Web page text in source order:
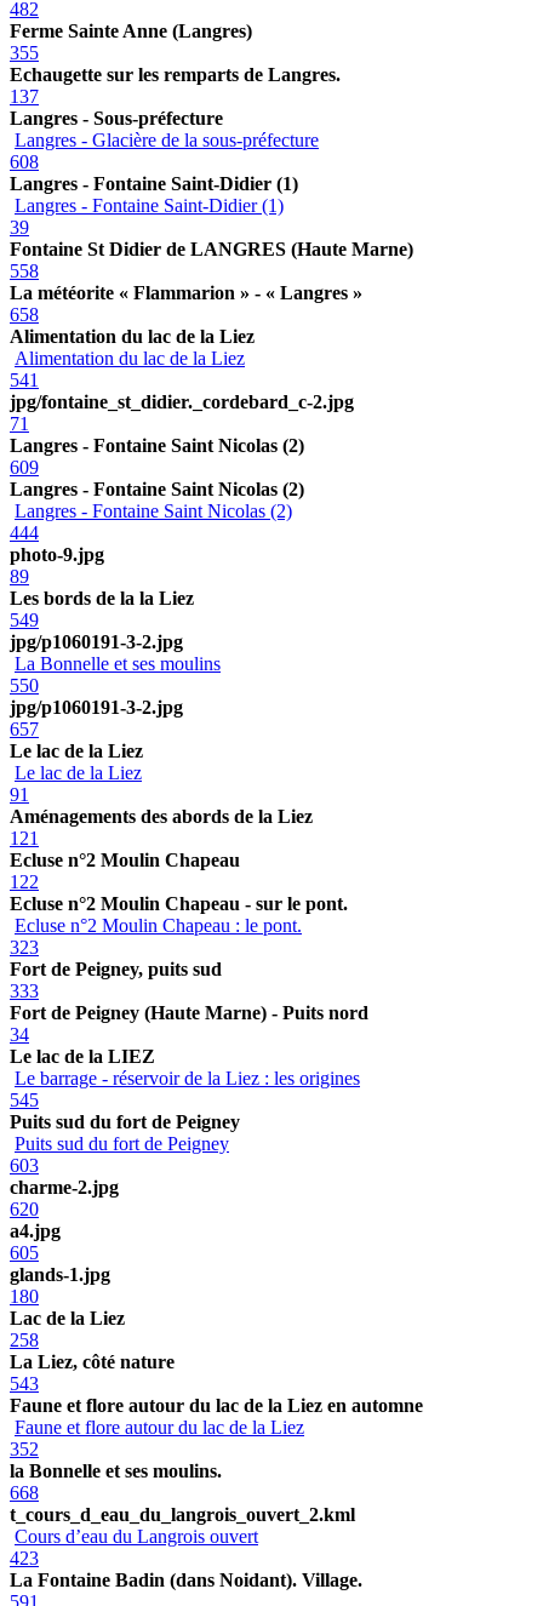
482
Ferme Sainte Anne (Langres)
355
Echaugette sur les remparts de Langres.
137
Langres - Sous-préfecture
Langres - Glacière de la sous-préfecture
608
Langres - Fontaine Saint-Didier (1)
Langres - Fontaine Saint-Didier (1)
39
Fontaine St Didier de LANGRES (Haute Marne)
558
La météorite « Flammarion » - « Langres »
658
Alimentation du lac de la Liez
Alimentation du lac de la Liez
541
jpg/fontaine_st_didier._cordebard_c-2.jpg
71
Langres - Fontaine Saint Nicolas (2)
609
Langres - Fontaine Saint Nicolas (2)
Langres - Fontaine Saint Nicolas (2)
444
photo-9.jpg
89
Les bords de la la Liez
549
jpg/p1060191-3-2.jpg
La Bonnelle et ses moulins
550
jpg/p1060191-3-2.jpg
657
Le lac de la Liez
Le lac de la Liez
91
Aménagements des abords de la Liez
121
Ecluse n°2 Moulin Chapeau
122
Ecluse n°2 Moulin Chapeau - sur le pont.
Ecluse n°2 Moulin Chapeau : le pont.
323
Fort de Peigney, puits sud
333
Fort de Peigney (Haute Marne) - Puits nord
34
Le lac de la LIEZ
Le barrage - réservoir de la Liez : les origines
545
Puits sud du fort de Peigney
Puits sud du fort de Peigney
603
charme-2.jpg
620
a4.jpg
605
glands-1.jpg
180
Lac de la Liez
258
La Liez, côté nature
543
Faune et flore autour du lac de la Liez en automne
Faune et flore autour du lac de la Liez
352
la Bonnelle et ses moulins.
668
t_cours_d_eau_du_langrois_ouvert_2.kml
Cours d’eau du Langrois ouvert
423
La Fontaine Badin (dans Noidant). Village.
591